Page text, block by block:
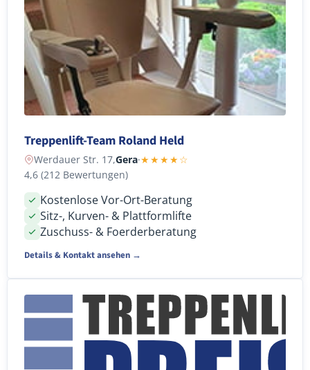
Treppenlift-Team Roland Held
Werdauer Str. 17,Gera·★★★★☆
4,6 (212 Bewertungen)
Kostenlose Vor-Ort-Beratung
Sitz-, Kurven- & Plattformlifte
Zuschuss- & Foerderberatung
Details & Kontakt ansehen →